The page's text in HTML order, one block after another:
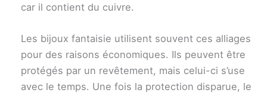
car il contient du cuivre.
Les bijoux fantaisie utilisent souvent ces alliages
pour des raisons économiques. Ils peuvent être
protégés par un revêtement, mais celui-ci s’use
avec le temps. Une fois la protection disparue, le